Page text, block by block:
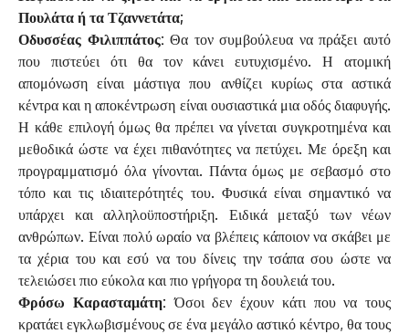
Πουλάτα ή τα Τζαννετάτα;
Οδυσσέας Φιλιππάτος: Θα τον συμβούλευα να πράξει αυτό
που πιστεύει ότι θα τον κάνει ευτυχισμένο. Η ατομική
απομόνωση είναι μάστιγα που ανθίζει κυρίως στα αστικά
κέντρα και η αποκέντρωση είναι ουσιαστικά μια οδός διαφυγής.
Η κάθε επιλογή όμως θα πρέπει να γίνεται συγκροτημένα και
μεθοδικά ώστε να έχει πιθανότητες να πετύχει. Με όρεξη και
προγραμματισμό όλα γίνονται. Πάντα όμως με σεβασμό στο
τόπο και τις ιδιαιτερότητές του. Φυσικά είναι σημαντικό να
υπάρχει και αλληλοϋποστήριξη. Ειδικά μεταξύ των νέων
ανθρώπων. Είναι πολύ ωραίο να βλέπεις κάποιον να σκάβει με
τα χέρια του και εσύ να του δίνεις την τσάπα σου ώστε να
τελειώσει πιο εύκολα και πιο γρήγορα τη δουλειά του.
Φρόσω Καρασταμάτη: Όσοι δεν έχουν κάτι που να τους
κρατάει εγκλωβισμένους σε ένα μεγάλο αστικό κέντρο, θα τους